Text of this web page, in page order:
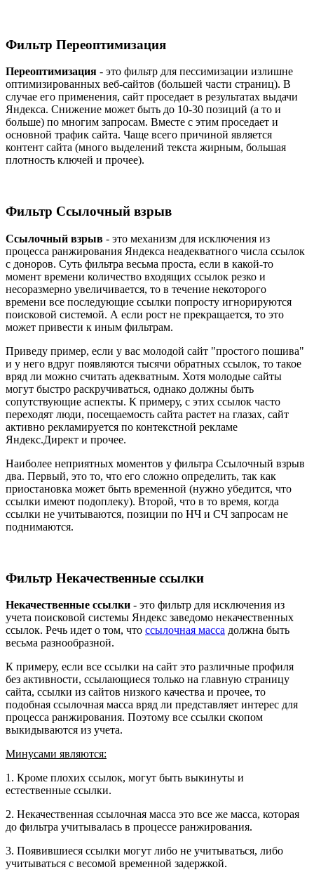
Фильтр Переоптимизация
Переоптимизация - это фильтр для пессимизации излишне
оптимизированных веб-сайтов (большей части страниц). В
случае его применения, сайт проседает в результатах выдачи
Яндекса. Снижение может быть до 10-30 позиций (а то и
больше) по многим запросам. Вместе с этим проседает и
основной трафик сайта. Чаще всего причиной является
контент сайта (много выделений текста жирным, большая
плотность ключей и прочее).
Фильтр Ссылочный взрыв
Ссылочный взрыв - это механизм для исключения из
процесса ранжирования Яндекса неадекватного числа ссылок
с доноров. Суть фильтра весьма проста, если в какой-то
момент времени количество входящих ссылок резко и
несоразмерно увеличивается, то в течение некоторого
времени все последующие ссылки попросту игнорируются
поисковой системой. А если рост не прекращается, то это
может привести к иным фильтрам.
Приведу пример, если у вас молодой сайт "простого пошива"
и у него вдруг появляются тысячи обратных ссылок, то такое
вряд ли можно считать адекватным. Хотя молодые сайты
могут быстро раскручиваться, однако должны быть
сопутствующие аспекты. К примеру, с этих ссылок часто
переходят люди, посещаемость сайта растет на глазах, сайт
активно рекламируется по контекстной рекламе
Яндекс.Директ и прочее.
Наиболее неприятных моментов у фильтра Ссылочный взрыв
два. Первый, это то, что его сложно определить, так как
приостановка может быть временной (нужно убедится, что
ссылки имеют подоплеку). Второй, что в то время, когда
ссылки не учитываются, позиции по НЧ и СЧ запросам не
поднимаются.
Фильтр Некачественные ссылки
Некачественные ссылки - это фильтр для исключения из
учета поисковой системы Яндекс заведомо некачественных
ссылок. Речь идет о том, что ссылочная масса должна быть
весьма разнообразной.
К примеру, если все ссылки на сайт это различные профиля
без активности, ссылающиеся только на главную страницу
сайта, ссылки из сайтов низкого качества и прочее, то
подобная ссылочная масса вряд ли представляет интерес для
процесса ранжирования. Поэтому все ссылки скопом
выкидываются из учета.
Минусами являются:
1. Кроме плохих ссылок, могут быть выкинуты и
естественные ссылки.
2. Некачественная ссылочная масса это все же масса, которая
до фильтра учитывалась в процессе ранжирования.
3. Появившиеся ссылки могут либо не учитываться, либо
учитываться с весомой временной задержкой.